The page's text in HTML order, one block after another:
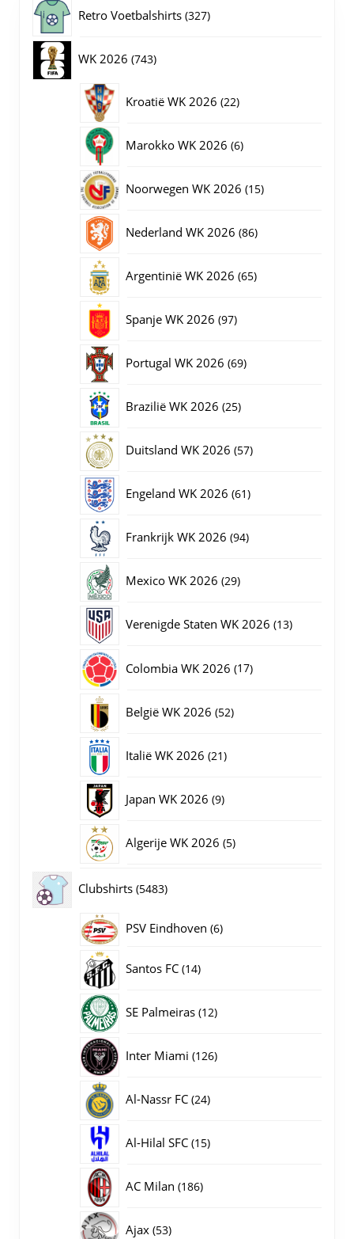
Retro Voetbalshirts 327327
WK 2026 743743
Kroatië WK 2026 2222
Marokko WK 2026 66
Noorwegen WK 2026 1515
Nederland WK 2026 8686
Argentinië WK 2026 6565
Spanje WK 2026 9797
Portugal WK 2026 6969
Brazilië WK 2026 2525
Duitsland WK 2026 5757
Engeland WK 2026 6161
Frankrijk WK 2026 9494
Mexico WK 2026 2929
Verenigde Staten WK 2026 1313
Colombia WK 2026 1717
België WK 2026 5252
Italië WK 2026 2121
Japan WK 2026 99
Algerije WK 2026 55
Clubshirts 54835483
producten
PSV Eindhoven 66
Santos FC 1414
SE Palmeiras 1212
Inter Miami 126126
Al-Nassr FC 2424
Al-Hilal SFC 1515
AC Milan 186186
Ajax 5353